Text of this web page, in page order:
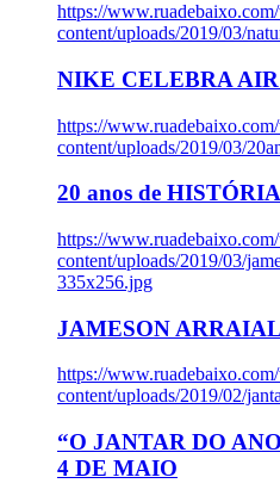
https://
content/uploads/2019/03/
NIKE CELEBRA
https://
content/uploads/2019/03/
20 anos de HISTÓRIA
https://
content/uploads/2019/03/
335x256.jpg
JAMESON
https://
content/uploads/2019/02/
“O JANTAR DO
4 DE MAIO